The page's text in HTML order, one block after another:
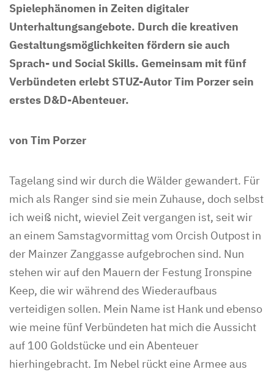
Spielephänomen in Zeiten digitaler
Unterhaltungsangebote. Durch die kreativen
Gestaltungsmöglichkeiten fördern sie auch
Sprach- und Social Skills. Gemeinsam mit fünf
Verbündeten erlebt STUZ-Autor Tim Porzer sein
erstes D&D-Abenteuer.
von Tim Porzer
Tagelang sind wir durch die Wälder gewandert. Für
mich als Ranger sind sie mein Zuhause, doch selbst
ich weiß nicht, wieviel Zeit vergangen ist, seit wir
an einem Samstagvormittag vom Orcish Outpost in
der Mainzer Zanggasse aufgebrochen sind. Nun
stehen wir auf den Mauern der Festung Ironspine
Keep, die wir während des Wiederaufbaus
verteidigen sollen. Mein Name ist Hank und ebenso
wie meine fünf Verbündeten hat mich die Aussicht
auf 100 Goldstücke und ein Abenteuer
hierhingebracht. Im Nebel rückt eine Armee aus